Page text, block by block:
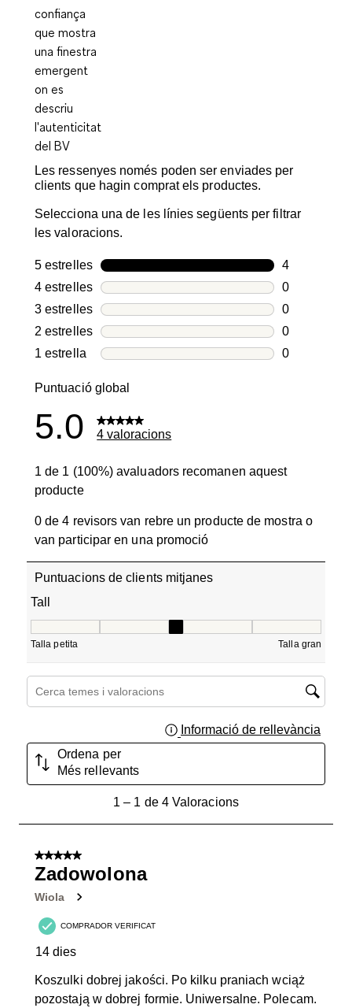
Les ressenyes només poden ser enviades per
clients que hagin comprat els productes.
Selecciona una de les línies següents per filtrar
les valoracions.
5 estrellesestrelles
4
4
4 estrellesestrelles
0
0
3 estrellesestrelles
0
0
2 estrellesestrelles
0
0
1 estrellaestrelles
0
Puntuació global
5.0 4 valoracions
1 de 1 (100%) avaluadors recomanen aquest
producte
0 de 4 revisors van rebre un producte de mostra o
van participar en una promoció
Puntuacions de clients mitjanes
Tall
Talla petita Talla gran
Cerca temes i valoracions regió de cerca
Informació de rellevància
Ordena per
Més rellevants
Valoracions.
1 – 1 de 4 Valoracions
5 de 5 estrelles.
Zadowolona
Wiola
COMPRADOR VERIFICAT
14 dies
Koszulki dobrej jakości. Po kilku praniach wciąż
pozostają w dobrej formie. Uniwersalne. Polecam.